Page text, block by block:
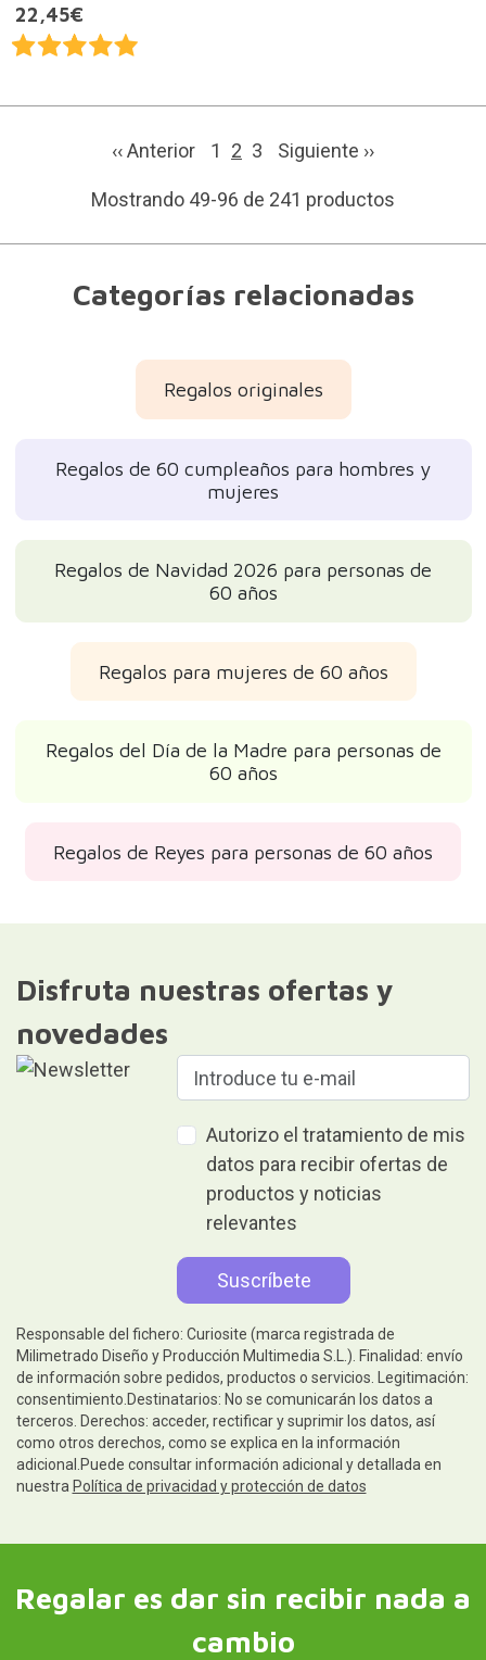
22,45€
‹‹ Anterior 1 2 3 Siguiente ››
Mostrando 49-96 de 241 productos
Categorías relacionadas
Regalos originales
Regalos de 60 cumpleaños para hombres y
mujeres
Regalos de Navidad 2026 para personas de
60 años
Regalos para mujeres de 60 años
Regalos del Día de la Madre para personas de
60 años
Regalos de Reyes para personas de 60 años
Disfruta nuestras ofertas y
novedades
Autorizo el tratamiento de mis
datos para recibir ofertas de
productos y noticias
relevantes
Responsable del fichero: Curiosite (marca registrada de
Milimetrado Diseño y Producción Multimedia S.L.). Finalidad: envío
de información sobre pedidos, productos o servicios. Legitimación:
consentimiento.Destinatarios: No se comunicarán los datos a
terceros. Derechos: acceder, rectificar y suprimir los datos, así
como otros derechos, como se explica en la información
adicional.Puede consultar información adicional y detallada en
nuestra Política de privacidad y protección de datos
Regalar es dar sin recibir nada a
cambio